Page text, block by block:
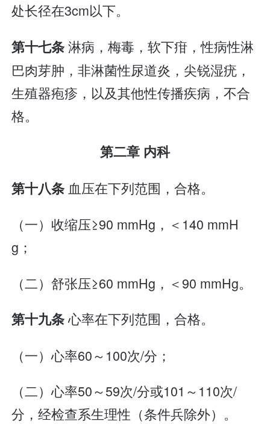
处长径在3cm以下。
第十七条淋病，梅毒，软下疳，性病性淋
巴肉芽肿，非淋菌性尿道炎，尖锐湿疣，
生殖器疱疹，以及其他性传播疾病，不合
格。
第二章 内科
第十八条 血压在下列范围，合格。
（一）收缩压≥90 mmHg，＜140 mmH
g；
（二）舒张压≥60 mmHg，＜90 mmHg。
第十九条心率在下列范围，合格。
（一）心率60～100次/分；
（二）心率50～59次/分或101～110次/
分，经检查系生理性（条件兵除外）。